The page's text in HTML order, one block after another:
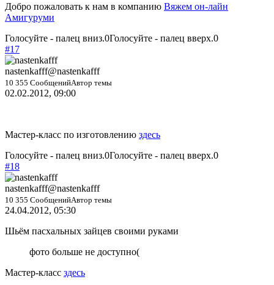
Добро пожаловать к нам в компанию Вяжем он-лайн
Амигуруми
Голосуйте - палец вниз.0Голосуйте - палец вверх.0
#17
nastenkafff@nastenkafff
10 355 СообщенийАвтор темы
02.02.2012, 09:00
Мастер-класс по изготовлению здесь
Голосуйте - палец вниз.0Голосуйте - палец вверх.0
#18
nastenkafff@nastenkafff
10 355 СообщенийАвтор темы
24.04.2012, 05:30
Шьём пасхальных зайцев своими руками
фото больше не доступно(
Мастер-класс здесь